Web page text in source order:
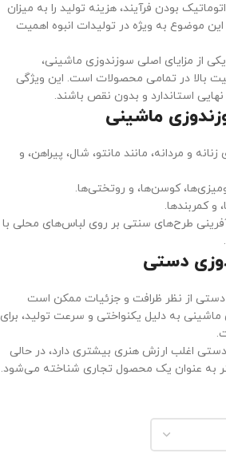
بودن فرآیند، هزینه تولید را به میزان
موضوع به ویژه در تولیدات انبوه اهمیت
از مزایای اصلی سوزندوزی ماشینی،
بالا در تمامی محصولات است. این ویژگی
استاندارد و بدون نقص باشند.
ماشینی
و مردانه، مانند مانتو، شال، پیراهن، و
کوسن‌ها، و روتختی‌ها.
کمربندها.
طرح‌های سنتی بر روی لباس‌های محلی با
دستی
از نظر ظرافت و جزئیات ممکن است
به دلیل یکنواختی و سرعت تولید، برای
اغلب ارزش هنری بیشتری دارد، در حالی
به عنوان یک محصول تجاری شناخته می‌شود.